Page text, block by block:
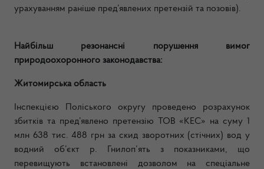
урахуванням раніше пред’явлених претензій та позовів).
Найбільш резонансні порушення вимог
природоохоронного законодавства:
Житомирська область
Інспекцією Поліського округу проведено розрахунок
збитків та пред’явлено претензію ТОВ «КЕС» на суму 1
млн 638 тис. 488 грн за скид зворотних (стічних) вод у
водний об’єкт р. Гнилоп’ять з показниками, що
перевищують встановлені дозволом на спеціальне